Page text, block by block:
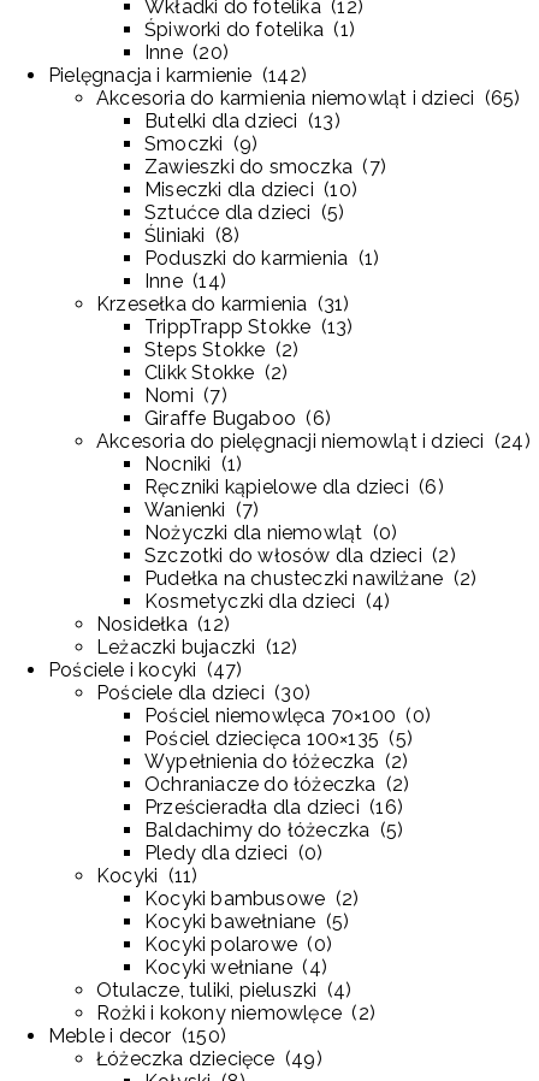
Wkładki do fotelika(12)
Śpiworki do fotelika (1)
Inne(20)
Pielęgnacja i karmienie (142)
Akcesoria do karmienia niemowląt i dzieci (65)
Butelki dla dzieci (13)
Smoczki (9)
Zawieszki do smoczka (7)
Miseczki dla dzieci (10)
Sztućce dla dzieci (5)
Śliniaki (8)
Poduszki do karmienia (1)
Inne(14)
Krzesełka do karmienia (31)
TrippTrapp Stokke (13)
Steps Stokke (2)
Clikk Stokke (2)
Nomi (7)
Giraffe Bugaboo (6)
Akcesoria do pielęgnacji niemowląt i dzieci (24)
Nocniki (1)
Ręczniki kąpielowe dla dzieci (6)
Wanienki (7)
Nożyczki dla niemowląt (0)
Szczotki do włosów dla dzieci (2)
Pudełka na chusteczki nawilżane (2)
Kosmetyczki dla dzieci (4)
Nosidełka(12)
Leżaczki bujaczki (12)
Pościele i kocyki (47)
Pościele dla dzieci (30)
Pościel niemowlęca 70×100 (0)
Pościel dziecięca 100×135 (5)
Wypełnienia do łóżeczka (2)
Ochraniacze do łóżeczka (2)
Prześcieradła dla dzieci (16)
Baldachimy do łóżeczka (5)
Pledy dla dzieci (0)
Kocyki (11)
Kocyki bambusowe (2)
Kocyki bawełniane (5)
Kocyki polarowe (0)
Kocyki wełniane (4)
Otulacze, tuliki, pieluszki (4)
Rożki i kokony niemowlęce (2)
Meble i decor (150)
Łóżeczka dziecięce (49)